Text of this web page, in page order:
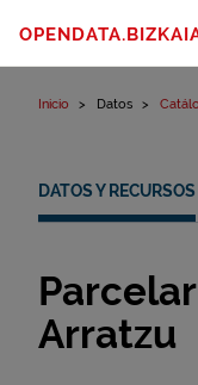
Inicio Datos
DATOS Y RECURSOS
Arratzu